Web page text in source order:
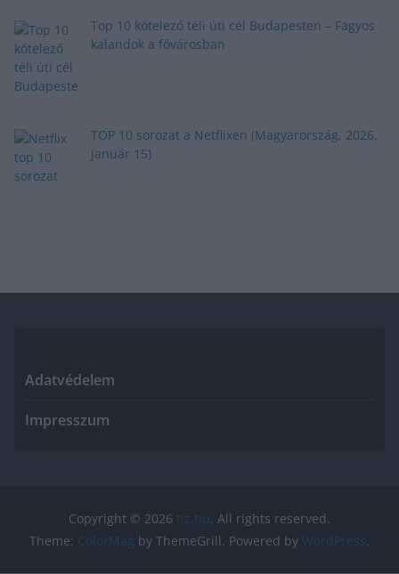
Top 10 kötelező téli úti cél Budapesten – Fagyos
kalandok a fővárosban
TOP 10 sorozat a Netflixen (Magyarország, 2026.
január 15)
Adatvédelem
Impresszum
Copyright © 2026 tiz.hu. All rights reserved.
Theme: ColorMag by ThemeGrill. Powered by WordPress.